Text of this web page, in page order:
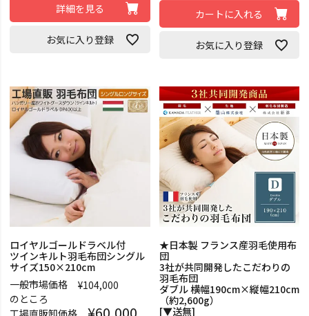
詳細を見る
お気に入り登録
カートに入れる
お気に入り登録
ロイヤルゴールドラベル付
ツインキルト羽毛布団シングル
サイズ150×210cm
一般市場価格
¥104,000
のところ
★日本製 フランス産羽毛使用布
団
3社が共同開発したこだわりの
羽毛布団
ダブル 横幅190cm×縦幅210cm
（約2,600g）
[▼送無]